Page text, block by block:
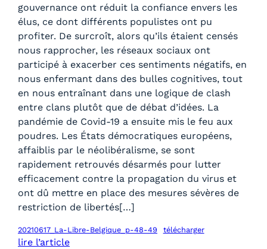
gouvernance ont réduit la confiance envers les
élus, ce dont différents populistes ont pu
profiter. De surcroît, alors qu’ils étaient censés
nous rapprocher, les réseaux sociaux ont
participé à exacerber ces sentiments négatifs, en
nous enfermant dans des bulles cognitives, tout
en nous entraînant dans une logique de clash
entre clans plutôt que de débat d’idées. La
pandémie de Covid-19 a ensuite mis le feu aux
poudres. Les États démocratiques européens,
affaiblis par le néolibéralisme, se sont
rapidement retrouvés désarmés pour lutter
efficacement contre la propagation du virus et
ont dû mettre en place des mesures sévères de
restriction de libertés[…]
20210617_La-Libre-Belgique_p-48-49 télécharger
lire l’article